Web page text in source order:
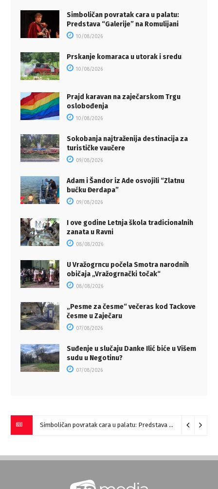
Simboličan povratak cara u palatu:
Predstava “Galerije” na Romulijani
10/08/2026
Prskanje komaraca u utorak i sredu
10/08/2026
Prajd karavan na zaječarskom Trgu
oslobođenja
10/08/2026
Sokobanja najtraženija destinacija za
turističke vaučere
09/08/2026
Adam i Šandor iz Ade osvojili “Zlatnu
bućku Đerdapa”
09/08/2026
I ove godine Letnja škola tradicionalnih
zanata u Ravni
08/08/2026
U Vražogrncu počela Smotra narodnih
običaja „Vražogrnački točak“
08/08/2026
„Pesme za česme“ večeras kod Tackove
česme u Zaječaru
07/08/2026
Suđenje u slučaju Danke Ilić biće u Višem
sudu u Negotinu?
07/08/2026
Simboličan povratak cara u palatu: Predstava “Galerije” na Romulijani